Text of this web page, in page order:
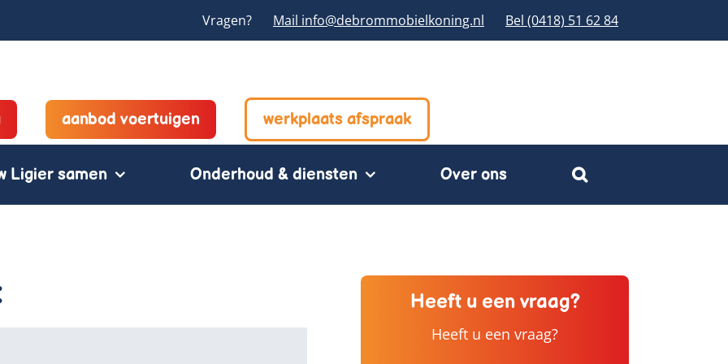
Vragen? Mail info@debrommobielkoning.nl Bel (0418) 51 62 84
aanbod voertuigen werkplaats afspraak
Ligier samen Onderhoud & diensten Over ons
Heeft u een vraag?
Heeft u een vraag?